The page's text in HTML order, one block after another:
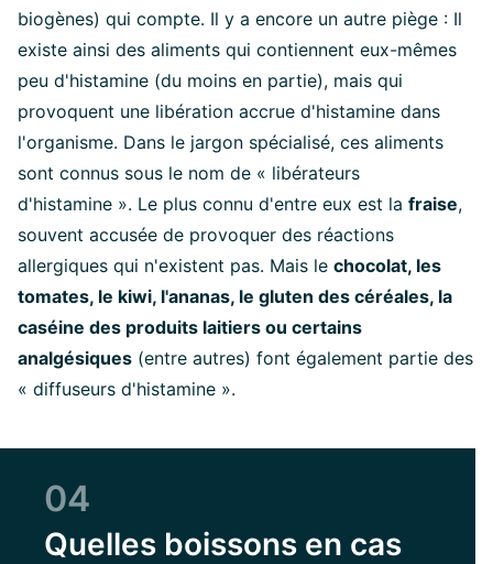
biogènes) qui compte. Il y a encore un autre piège : Il
existe ainsi des aliments qui contiennent eux-mêmes
peu d'histamine (du moins en partie), mais qui
provoquent une libération accrue d'histamine dans
l'organisme. Dans le jargon spécialisé, ces aliments
sont connus sous le nom de « libérateurs
d'histamine ». Le plus connu d'entre eux est la fraise,
souvent accusée de provoquer des réactions
allergiques qui n'existent pas. Mais le chocolat, les
tomates, le kiwi, l'ananas, le gluten des céréales, la
caséine des produits laitiers ou certains
analgésiques (entre autres) font également partie des
« diffuseurs d'histamine ».
04
Quelles boissons en cas